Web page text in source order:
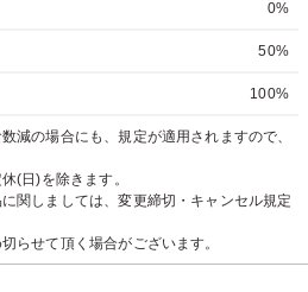
0%
50%
100%
減の場合にも、規定が適用されますので、
(日)を除きます。
関しましては、変更締切・キャンセル規定
らせて頂く場合がございます。